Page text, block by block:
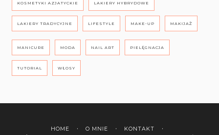
KOSMETYKI AZJATYCKIE LAKIERY HYBRYDOWE
LAKIERY TRADYCYJNE LIFESTYLE MAKE-UP MAKIJAŻ
MANICURE MODA NAIL ART PIELĘGNACJA
TUTORIAL WŁOSY
HOME O MNIE
KONTAKT